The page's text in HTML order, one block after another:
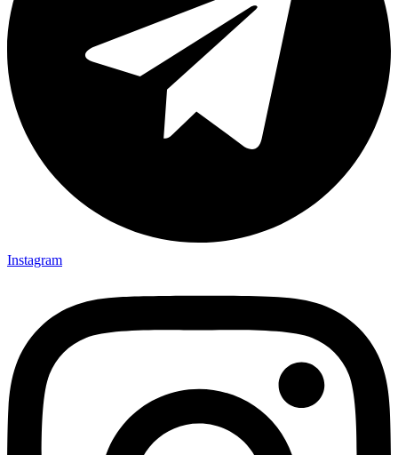
Instagram